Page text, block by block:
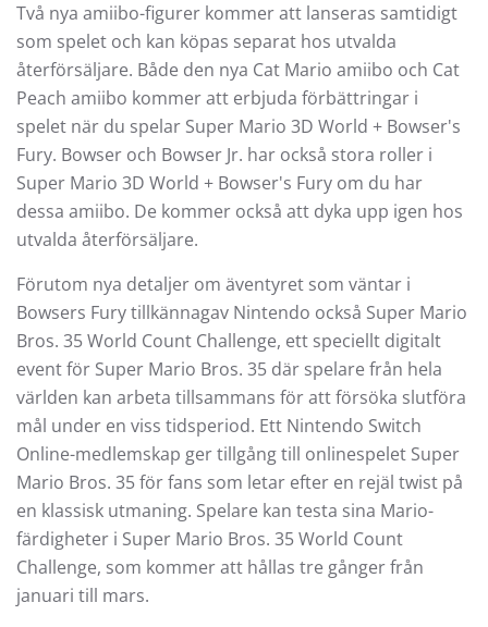
Två nya amiibo-figurer kommer att lanseras samtidigt
som spelet och kan köpas separat hos utvalda
återförsäljare. Både den nya Cat Mario amiibo och Cat
Peach amiibo kommer att erbjuda förbättringar i
spelet när du spelar Super Mario 3D World + Bowser's
Fury. Bowser och Bowser Jr. har också stora roller i
Super Mario 3D World + Bowser's Fury om du har
dessa amiibo. De kommer också att dyka upp igen hos
utvalda återförsäljare.
Förutom nya detaljer om äventyret som väntar i
Bowsers Fury tillkännagav Nintendo också Super Mario
Bros. 35 World Count Challenge, ett speciellt digitalt
event för Super Mario Bros. 35 där spelare från hela
världen kan arbeta tillsammans för att försöka slutföra
mål under en viss tidsperiod. Ett Nintendo Switch
Online-medlemskap ger tillgång till onlinespelet Super
Mario Bros. 35 för fans som letar efter en rejäl twist på
en klassisk utmaning. Spelare kan testa sina Mario-
färdigheter i Super Mario Bros. 35 World Count
Challenge, som kommer att hållas tre gånger från
januari till mars.